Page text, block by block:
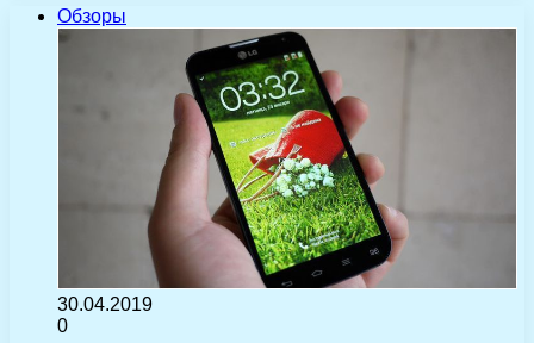
Обзоры
30.04.2019
0